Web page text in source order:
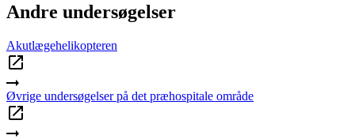
Andre undersøgelser
Akutlægehelikopteren
Øvrige undersøgelser på det præhospitale område